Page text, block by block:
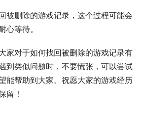
被删除的游戏记录，这个过程可能会
心等待。
家对于如何找回被删除的游戏记录有
到类似问题时，不要慌张，可以尝试
能帮助到大家。祝愿大家的游戏经历
留！